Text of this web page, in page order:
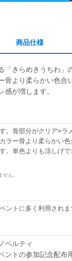
商品仕様
「きらめきうちわ」
骨より柔らかい色合
感が増します。
。骨部分がクリア×ラ
ラー骨より柔らかい
。単色よりも涼しげ
ん。
ントに多く利用されま
ベルティ
ントの参加記念配布